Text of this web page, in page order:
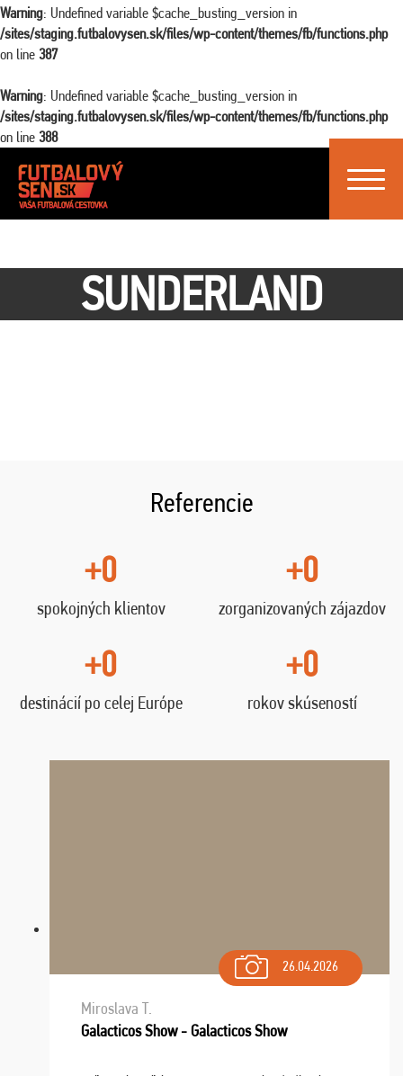
Warning: Undefined variable $cache_busting_version in
/sites/staging.futbalovysen.sk/files/wp-content/themes/fb/functions.php
on line 387
Warning: Undefined variable $cache_busting_version in
/sites/staging.futbalovysen.sk/files/wp-content/themes/fb/functions.php
on line 388
Toggle
SUNDERLAND
Referencie
+0
spokojných klientov
+0
zorganizovaných zájazdov
+0
destinácií po celej Európe
+0
rokov skúseností
26.04.2026
Miroslava T.
Galacticos Show - Galacticos Show